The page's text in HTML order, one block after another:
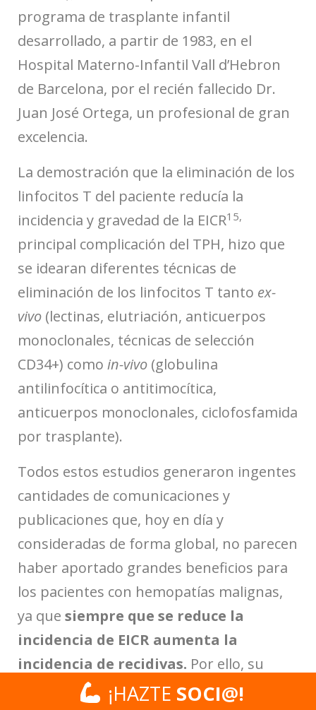
programa de trasplante infantil
desarrollado, a partir de 1983, en el
Hospital Materno-Infantil Vall d’Hebron
de Barcelona, por el recién fallecido Dr.
Juan José Ortega, un profesional de gran
excelencia.
La demostración que la eliminación de los
linfocitos T del paciente reducía la
incidencia y gravedad de la EICR15,
principal complicación del TPH, hizo que
se idearan diferentes técnicas de
eliminación de los linfocitos T tanto ex-
vivo (lectinas, elutriación, anticuerpos
monoclonales, técnicas de selección
CD34+) como in-vivo (globulina
antilinfocítica o antitimocítica,
anticuerpos monoclonales, ciclofosfamida
por trasplante).
Todos estos estudios generaron ingentes
cantidades de comunicaciones y
publicaciones que, hoy en día y
consideradas de forma global, no parecen
haber aportado grandes beneficios para
los pacientes con hemopatías malignas,
ya que siempre que se reduce la
incidencia de EICR aumenta la
incidencia de recidivas. Por ello, su
empleo ha quedado limitado a
¡HAZTE SOCI@!
¡HAZTE SOCI@!